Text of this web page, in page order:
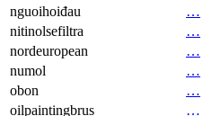
nguoihoiđau
…
nitinolsefiltra
…
nordeuropean
…
numol
…
obon
…
oilpaintingbrus
…